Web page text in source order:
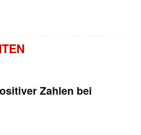
Zahlen bei